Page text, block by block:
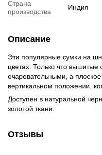
Страна
производства
Индия
Описание
Эти популярные сумки на
цветах. Только что
очаровательными, а
вертикальном положении,
Доступен в натуральной
золотой ткани.
Отзывы